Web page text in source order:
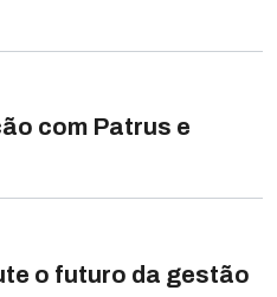
com Patrus e
o futuro da gestão